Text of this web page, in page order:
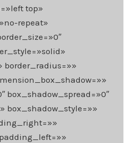
top»
repeat»
border_radius=»»
box_shadow_spread=»0″
box_shadow_style=»»